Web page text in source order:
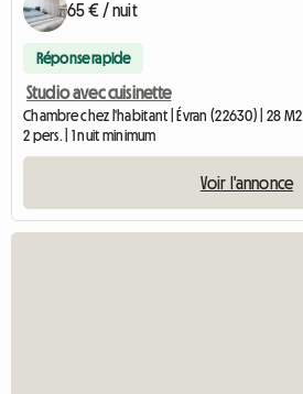
65 € / nuit
Réponse rapide
Studio avec cuisinette
Chambre chez l'habitant | Évran (22630) | 28 M2
2 pers. | 1 nuit minimum
Voir l'annonce